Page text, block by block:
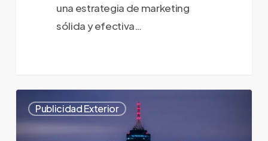
una estrategia de marketing
sólida y efectiva…
Nueva
Dimensión
Publicidad Exterior 0